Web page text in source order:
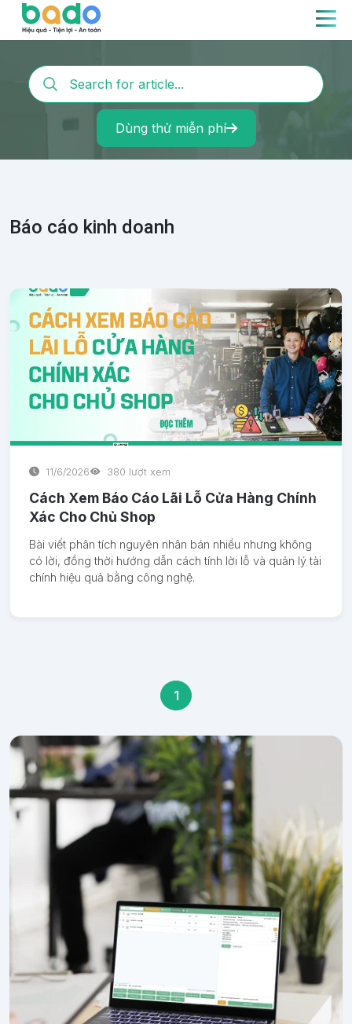
Dùng thử miễn phí
Báo cáo kinh doanh
11/6/2026 380 lượt xem
Cách Xem Báo Cáo Lãi Lỗ Cửa Hàng Chính
Xác Cho Chủ Shop
Bài viết phân tích nguyên nhân bán nhiều nhưng không
có lời, đồng thời hướng dẫn cách tính lời lỗ và quản lý tài
chính hiệu quả bằng công nghệ.
1